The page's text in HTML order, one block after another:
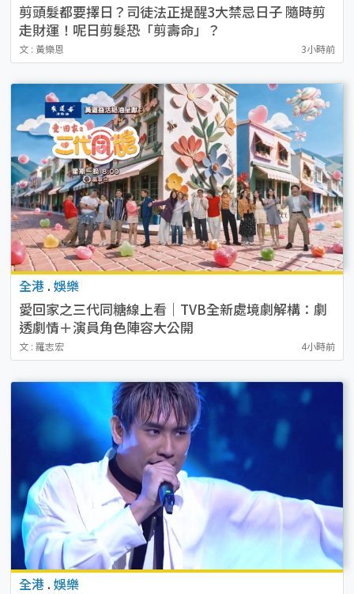
剪頭髮都要擇日？司徒法正提醒3大禁忌日子 隨時剪
走財運！呢日剪髮恐「剪壽命」？
文 : 黃樂恩 3小時前
全港 . 娛樂
愛回家之三代同糖線上看｜TVB全新處境劇解構：劇
透劇情＋演員角色陣容大公開
文 : 羅志宏 4小時前
全港 . 娛樂